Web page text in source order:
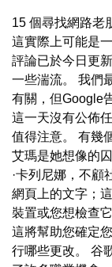
15 個尋找網路老
這實際上可能是
評論已於今日更
一些湍流。 我們
有關，但Google
這一天沒有公佈
值得注意。 有幾
艾瑪是她想像的
·卡列尼娜，不顧
網頁上的文字；
裝置或您想檢查
這將幫助您確定
行哪些更改。 谷